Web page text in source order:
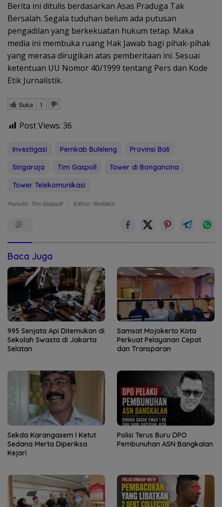
Berita ini ditulis berdasarkan Asas Praduga Tak
Bersalah. Segala tuduhan belum ada putusan
pengadilan yang berkekuatan hukum tetap. Maka
media ini membuka ruang Hak Jawab bagi pihak-pihak
yang merasa dirugikan atas pemberitaan ini. Sesuai
ketentuan UU Nomor 40/1999 tentang Pers dan Kode
Etik Jurnalistik.
Suka 1
Post Views: 36
Investigasi Pemkab Buleleng
Provinsi Bali
Singaraja
Tim Gaspoll
Tower di Bongancina
Tower Telekomunikasi
Penulis: Tim Gaspoll Editor: Redaksi
Baca Juga
995 Senjata Api Ditemukan di
Sekolah Swasta di Jakarta
Selatan
Samsat Mojokerto Kota
Perkuat Pelayanan Cepat
dan Transparan
Sekda Karangasem I Ketut
Sedana Merta Diperiksa
Kejari
Polisi Terus Buru DPO
Pembunuhan ASN Bangkalan